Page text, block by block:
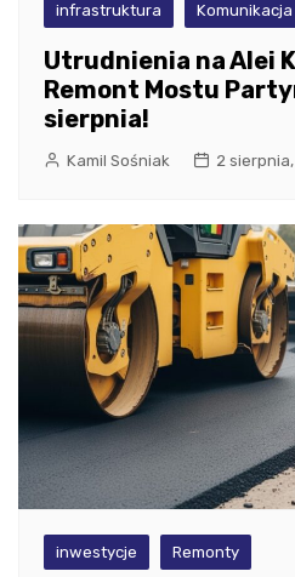
infrastruktura Komunikacja
Utrudnienia na Alei
Remont Mostu
sierpnia!
Kamil Sośniak 2
inwestycje Remonty